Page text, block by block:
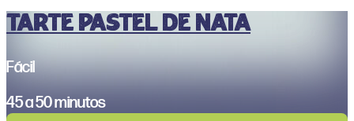
Tarte Pastel de Nata
Fácil
45 a 50 minutos